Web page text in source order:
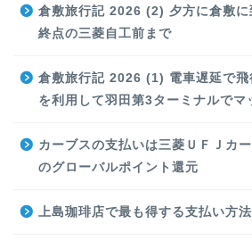
倉敷旅行記 2026 (2) 夕方に倉敷に
終点の三菱自工前まで
倉敷旅行記 2026 (1) 電車遅延で飛
を利用して羽田第3ターミナルでマ
カーブスの支払いは三菱ＵＦＪカ
のグローバルポイント還元
上島珈琲店で最も得する支払い方法